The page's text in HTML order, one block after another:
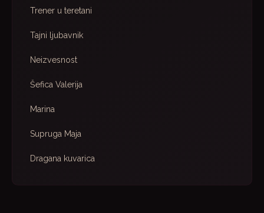
Trener u teretani
Tajni ljubavnik
Neizvesnost
Šefica Valerija
Marina
Supruga Maja
Dragana kuvarica